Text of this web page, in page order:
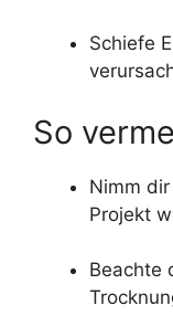
Schiefe
So
Nimm
Projekt
Beachte